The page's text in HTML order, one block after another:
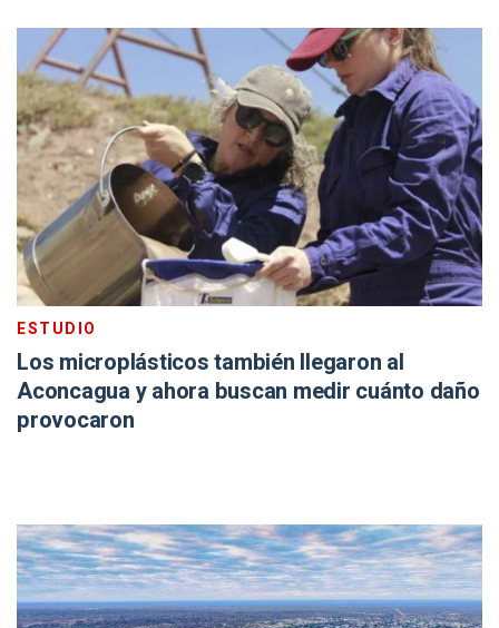
ESTUDIO
Los microplásticos también llegaron al
Aconcagua y ahora buscan medir cuánto daño
provocaron